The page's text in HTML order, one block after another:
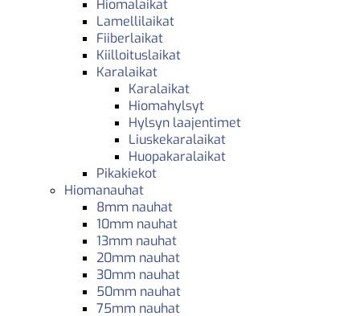
Hiomalaikat
Lamellilaikat
Fiiberlaikat
Kiilloituslaikat
Karalaikat
Karalaikat
Hiomahylsyt
Hylsyn laajentimet
Liuskekaralaikat
Huopakaralaikat
Pikakiekot
Hiomanauhat
8mm nauhat
10mm nauhat
13mm nauhat
20mm nauhat
30mm nauhat
50mm nauhat
75mm nauhat